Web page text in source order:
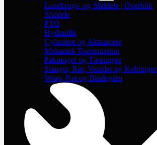
Landbrugs- og Sliddele | Overblik
Sliddele
PTO
Hydraulik
Cylindere og Aktuatorer
Mekanisk Transmission
Pakninger og Tætninger
Slanger, Rør, Ventiler og Koblinger
Wrap, Net og Bindegarn